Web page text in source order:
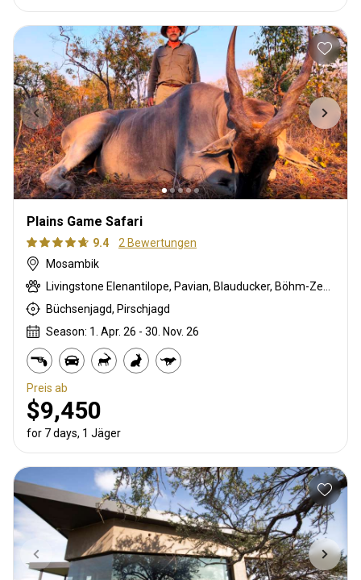
Plains Game Safari
9.4
2 Bewertungen
Mosambik
Livingstone Elenantilope, Pavian, Blauducker, Böhm-Zebra, Buschschwein, Chobi Buschbock, Kronenducker, Riedbock, Greisbock, Kudu, Lichtenstein Antilope, Livingstone’s Suni, Niassa wildebeest, Nyala Antilope, Bleichböckchen, Stachelschwein, Rotducker, Südliche Impala, Tüpfelhyäne, Warzenschwein, Wasserbock
Büchsenjagd, Pirschjagd
Season: 1. Apr. 26 - 30. Nov. 26
Preis ab
$9,450
for 7 days, 1 Jäger